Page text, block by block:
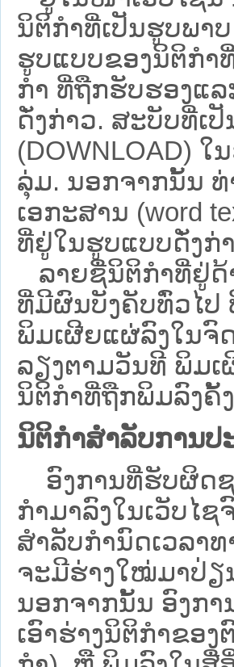
ນິຕິກໍາທີ່ເປັນຮູບພາບ
ຮູບແບບຂອງນິຕິກໍາ
ກໍາ ທີ່ຖືກຮັບຮອງແ
ດັ່ງກ່າວ. ສະບັບທີ່ເ
(DOWNLOAD)
ລຸ່ມ. ນອກຈາກນັ້ນ ທ່
ເອກະສານ (word
ທີ່ຢູ່ໃນຮູບແບບດັ່ງກ່
ລາຍຊື່ນິຕິກຳທີ່ຢູ່ດ້
ທີ່ມີຜົນບັງຄັບທົ່ວໄປ
ພິມເຜີຍແຜ່ລົງໃນຈົ
ລຽງຕາມວັນທີ ພິມ
ນິຕິກຳທີ່ຖືກພິມລົງຄັ້
ນິຕິກຳສຳລັບການປ
ອົງການທີ່ຮັບຜິດຊ
ກຳມາລົງໃນ​ເວັບ​ໄ
ສໍາລັບກໍານົດເວລາ
ຈະມີຮ່າງໃໝ່ມາປ່ຽ
ນອກຈາກນັ້ນ ອົງກ
ເອົາຮ່າງນິຕິກຳຂອງ